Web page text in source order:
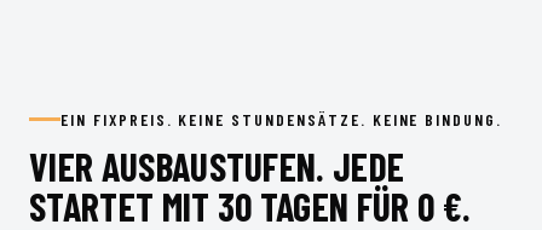
EIN FIXPREIS. KEINE STUNDENSÄTZE. KEINE BINDUNG.
VIER AUSBAUSTUFEN. JEDE
STARTET MIT 30 TAGEN FÜR 0 €.